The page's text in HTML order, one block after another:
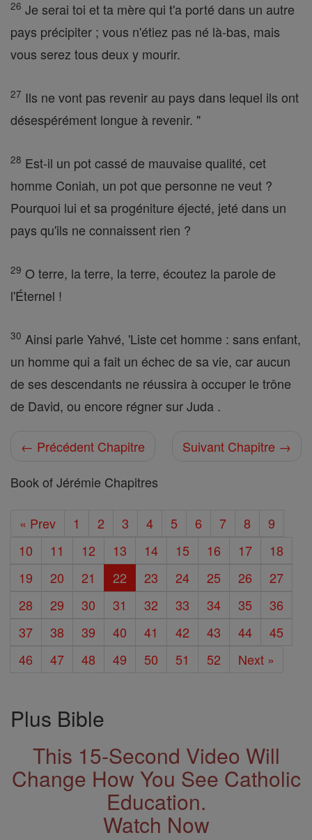
26 Je serai toi et ta mère qui t'a porté dans un autre
pays précipiter ; vous n'étiez pas né là-bas, mais
vous serez tous deux y mourir.
27 Ils ne vont pas revenir au pays dans lequel ils ont
désespérément longue à revenir. "
28 Est-il un pot cassé de mauvaise qualité, cet
homme Coniah, un pot que personne ne veut ?
Pourquoi lui et sa progéniture éjecté, jeté dans un
pays qu'ils ne connaissent rien ?
29 O terre, la terre, la terre, écoutez la parole de
l'Éternel !
30 Ainsi parle Yahvé, 'Liste cet homme : sans enfant,
un homme qui a fait un échec de sa vie, car aucun
de ses descendants ne réussira à occuper le trône
de David, ou encore régner sur Juda .
← Précédent Chapitre
Suivant Chapitre →
Book of Jérémie Chapitres
« Prev 1 2 3 4 5 6 7 8
9
10
11 12 13 14 15 16 17
18
19
20 21 22 23 24 25 26
27
28
29 30 31 32 33 34 35
36
37
38 39 40 41 42 43 44
45
46
47 48 49 50 51 52 Next »
Plus Bible
This 15-Second Video Will
Change How You See Catholic
Education.
Watch Now